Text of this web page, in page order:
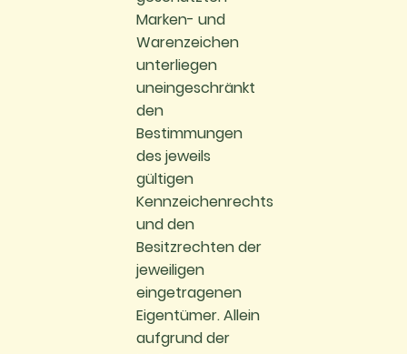
Marken- und
Warenzeichen
unterliegen
uneingeschränkt
den
Bestimmungen
des jeweils
gültigen
Kennzeichenrechts
und den
Besitzrechten der
jeweiligen
eingetragenen
Eigentümer. Allein
aufgrund der